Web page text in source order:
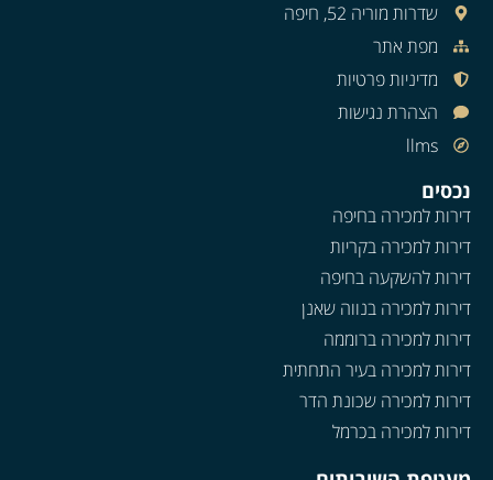
שדרות מוריה 52, חיפה
מפת אתר
מדיניות פרטיות
הצהרת נגישות
llms
נכסים
דירות למכירה בחיפה
דירות למכירה בקריות
דירות להשקעה בחיפה
דירות למכירה בנווה שאנן
דירות למכירה ברוממה
דירות למכירה בעיר התחתית
דירות למכירה שכונת הדר
דירות למכירה בכרמל